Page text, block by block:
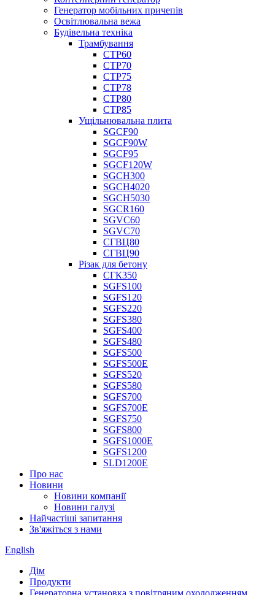
Генератор мобільних причепів
Освітлювальна вежа
Будівельна техніка
Трамбування
СТР60
СТР70
СТР75
СТР78
СТР80
СТР85
Ущільнювальна плита
SGCF90
SGCF90W
SGCF95
SGCF120W
SGCH300
SGCH4020
SGCH5030
SGCR160
SGVC60
SGVC70
СГВЦ80
СГВЦ90
Різак для бетону
СГК350
SGFS100
SGFS120
SGFS220
SGFS380
SGFS400
SGFS480
SGFS500
SGFS500E
SGFS520
SGFS580
SGFS700
SGFS700E
SGFS750
SGFS800
SGFS1000E
SGFS1200
SLD1200E
Про нас
Новини
Новини компанії
Новини галузі
Найчастіші запитання
Зв'яжіться з нами
English
Дім
Продукти
Генераторна установка з повітряним охолодженням